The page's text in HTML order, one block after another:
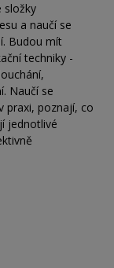
složky
a naučí se
Budou mít
techniky -
Naučí se
praxi, poznají, co
jednotlivé